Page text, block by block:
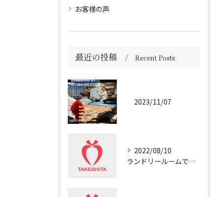
お客様の声
最近の投稿 Recent Posts
2023/11/07
2022/08/10
ランドリールームで冷や汗💦